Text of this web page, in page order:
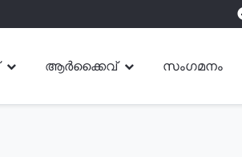
ആർക്കൈവ് സംഗമനം